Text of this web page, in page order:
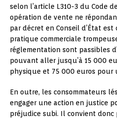
selon l’article L310-3 du Code
opération de vente ne
par décret en Conseil d’État est
pratique commerciale
réglementation sont passibles
pouvant aller jusqu’à 15 000
physique et 75 000 euros pour
En outre, les consommateurs
engager une action en justice
préjudice subi. Il convient donc